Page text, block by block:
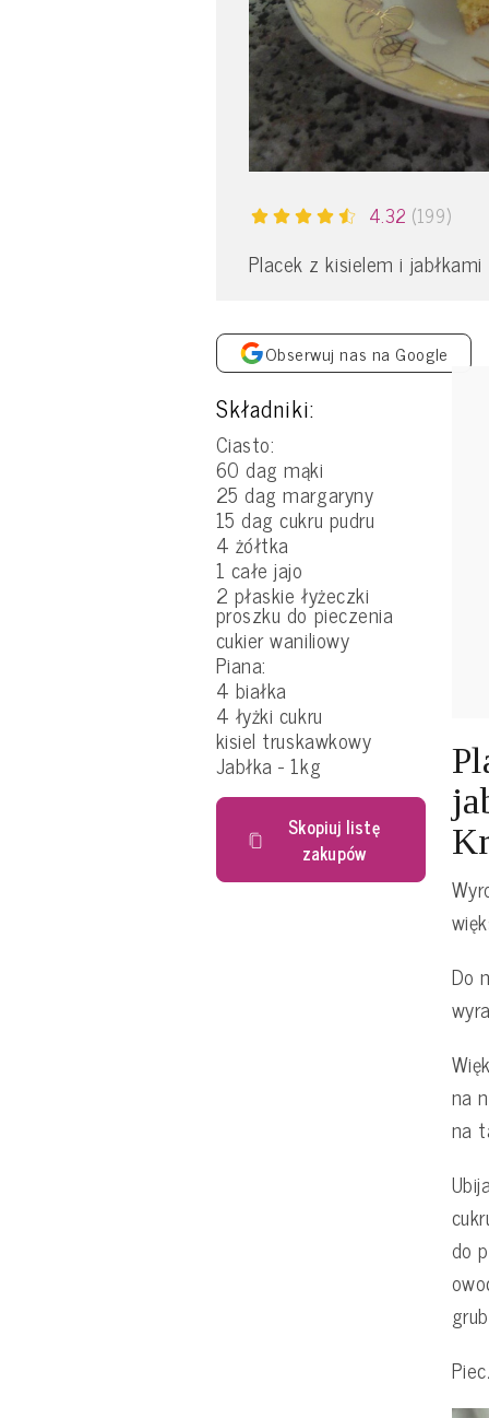
4.32 (199)
Placek z kisielem i
Obserwuj nas na Google
Składniki:
Ciasto:
60 dag mąki
25 dag margaryny
15 dag cukru pudru
4 żółtka
1 całe jajo
2 płaskie łyżeczki
proszku do pieczenia
cukier waniliowy
Piana:
4 białka
4 łyżki cukru
kisiel truskawkowy
Jabłka - 1kg
Skopiuj listę
zakupów
Do
na
na
do